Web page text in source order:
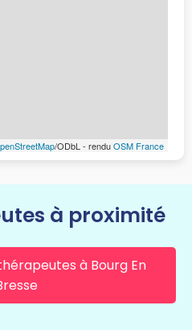
/ODbL - renduOSM France
à proximité
à Bourg En